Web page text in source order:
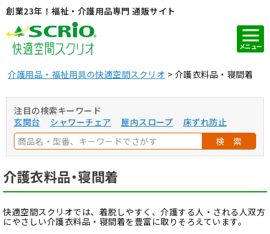
創業23年！福祉・介護用品専門 通販サイト
メニュー
介護用品・福祉用具の快適空間スクリオ 介護衣料品・寝間着
注目の検索キーワード
玄関台
シャワーチェア 屋内スロープ
床ずれ防止
検 索
介護衣料品・寝間着
快適空間スクリオでは、着脱しやすく、介護する人・される人双方
にやさしい介護衣料品・寝間着を豊富に取りそろえています。